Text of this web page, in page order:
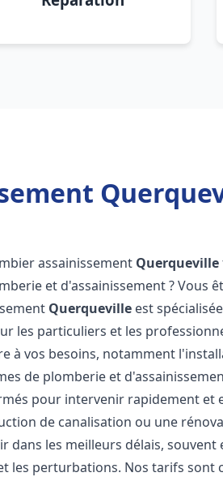
assainissement Querqueville
et d'assainissement ? Vous
Querqueville est
les particuliers et les
à vos besoins, notamment
de plomberie et
pour intervenir rapidement et
de canalisation ou une
dans les meilleurs délais,
les perturbations. Nos tarifs